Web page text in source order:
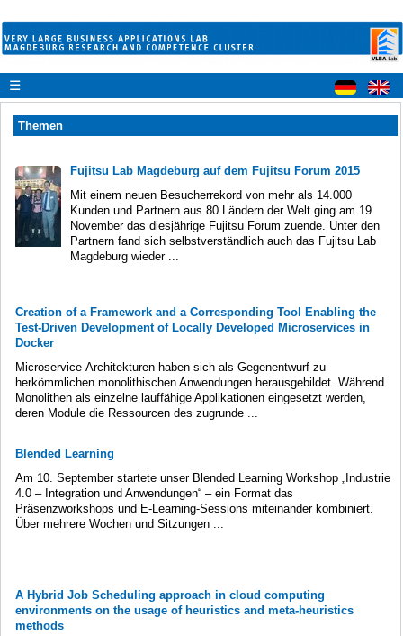
☰
Themen
Fujitsu Lab Magdeburg auf dem Fujitsu Forum 2015
Mit einem neuen Besucherrekord von mehr als 14.000
Kunden und Partnern aus 80 Ländern der Welt ging am 19.
November das diesjährige Fujitsu Forum zuende. Unter den
Partnern fand sich selbstverständlich auch das Fujitsu Lab
Magdeburg wieder ...
Creation of a Framework and a Corresponding Tool Enabling the
Test-Driven Development of Locally Developed Microservices in
Docker
Microservice-Architekturen haben sich als Gegenentwurf zu
herkömmlichen monolithischen Anwendungen herausgebildet. Während
Monolithen als einzelne lauffähige Applikationen eingesetzt werden,
deren Module die Ressourcen des zugrunde ...
Blended Learning
Am 10. September startete unser Blended Learning Workshop „Industrie
4.0 – Integration und Anwendungen“ – ein Format das
Präsenzworkshops und E-Learning-Sessions miteinander kombiniert.
Über mehrere Wochen und Sitzungen ...
A Hybrid Job Scheduling approach in cloud computing
environments on the usage of heuristics and meta-heuristics
methods